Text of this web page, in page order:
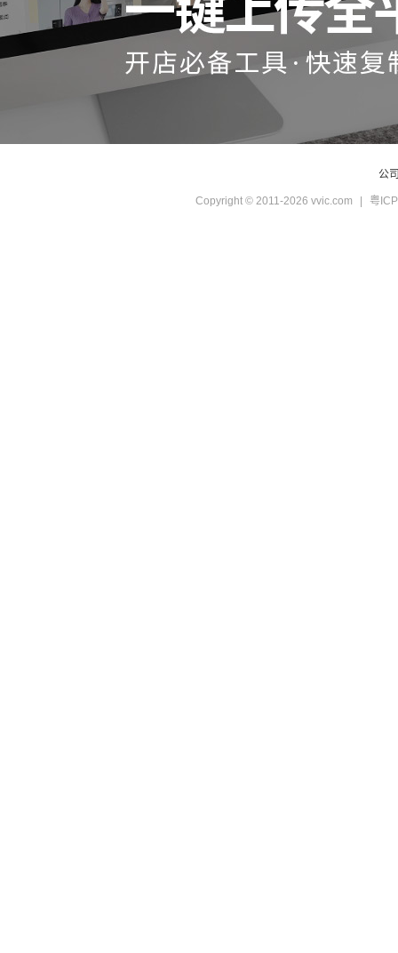
公
Copyright © 2011-2026 vvic.com 粤